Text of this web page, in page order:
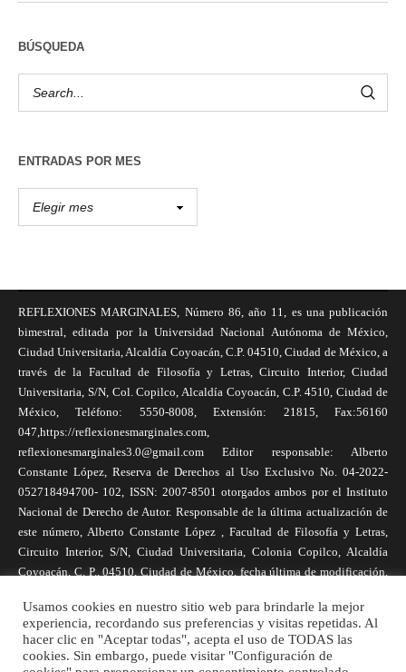
BÚSQUEDA
ENTRADAS POR MES
REFLEXIONES MARGINALES, Número 86, año 11, es una publicación
bimestral, editada por la Universidad Nacional Autónoma de México,
Ciudad Universitaria, Alcaldía Coyoacán, C.P. 04510, Ciudad de México, a
través de la Facultad de Filosofía y Letras, Circuito Interior, Ciudad
Universitaria, S/N, Col. Copilco, Alcaldía Coyoacán, C.P. 4510, Ciudad de
México, Teléfono: 5550-8008, Extensión: 21815, Fax:56160
047,https://reflexionesmarginales.com,
reflexionesmarginales3.0@gmail.com Editor responsable: Alberto
Constante López, Reserva de Derechos al Uso Exclusivo No. 04-2022-
052718494700- 102, ISSN: 2007-8501 otorgados ambos por el Instituto
Nacional de Derecho de Autor. Responsable de la última actualización de
este número, Alberto Constante López , Facultad de Filosofía y Letras,
Circuito Interior, S/N, Ciudad Universitaria, Colonia Copilco, Alcaldía
Coyoacán, C. P., 04510, Ciudad de México, fecha última de modificación,
necesariamente reflejan la postura de la revista, ni de Universidad Nacional
Autónoma de México. Los autores son responsables de los contenidos de
sus artículos. Se autoriza la reproducción total o parcial de los textos aquí
Usamos cookies en nuestro sitio web para brindarle la mejor
experiencia, recordando sus preferencias y visitas repetidas. Al
hacer clic en "Aceptar todas", acepta el uso de TODAS las
cookies. Sin embargo, puede visitar "Configuración de